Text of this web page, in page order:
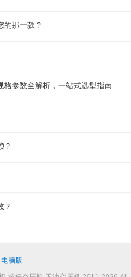
的那一款？
格参数全解析，一站式选型指南
？
？
电脑版